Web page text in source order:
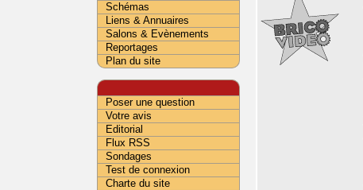
Schémas
Liens & Annuaires
Salons & Evènements
Reportages
Plan du site
Poser une question
Votre avis
Editorial
Flux RSS
Sondages
Test de connexion
Charte du site